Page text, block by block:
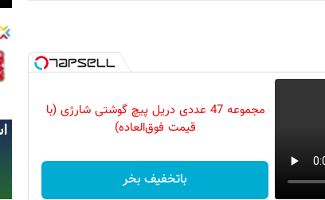
مجموعه 47 عددی دریل پیچ گوشتی شارژی‌ (با
قیمت فوق‌العاده)
باتخفیف بخر